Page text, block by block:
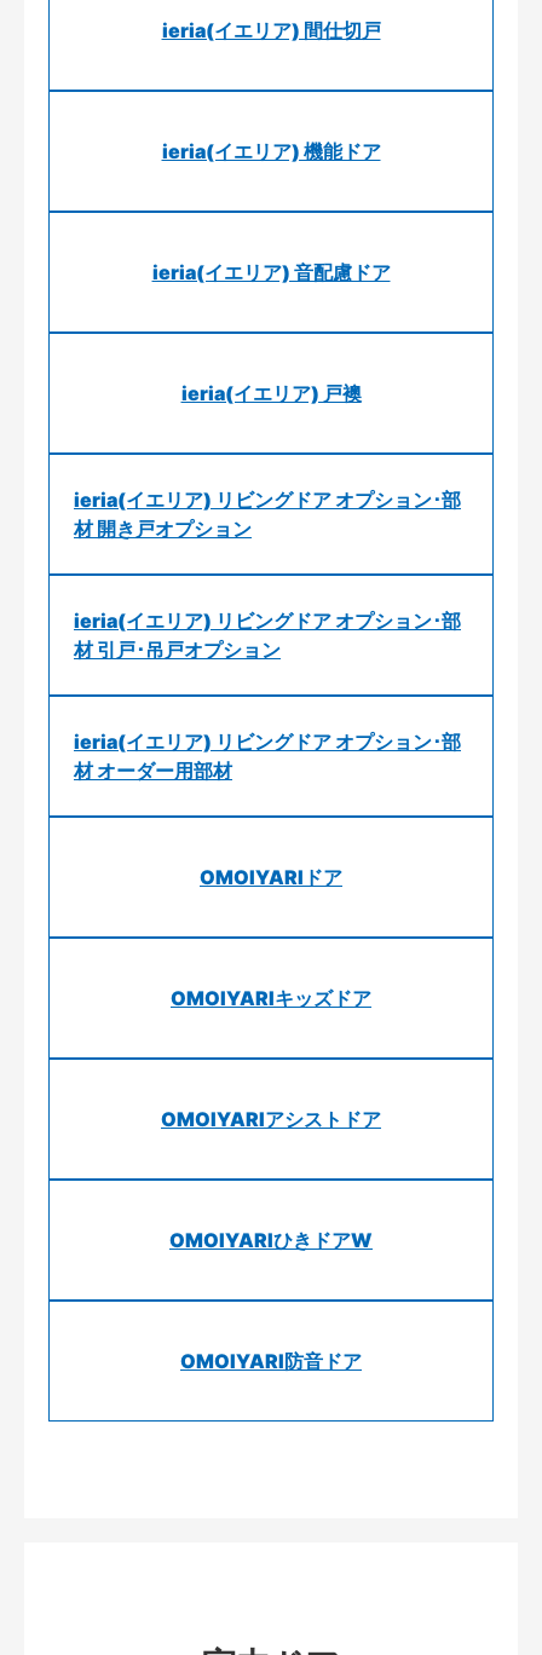
ieria(イエリア) 間仕切戸
ieria(イエリア) 機能ドア
ieria(イエリア) 音配慮ドア
ieria(イエリア) 戸襖
ieria(イエリア) リビングドア オプション･部
材 開き戸オプション
ieria(イエリア) リビングドア オプション･部
材 引戸･吊戸オプション
ieria(イエリア) リビングドア オプション･部
材 オーダー用部材
OMOIYARIドア
OMOIYARIキッズドア
OMOIYARIアシストドア
OMOIYARIひきドアW
OMOIYARI防音ドア